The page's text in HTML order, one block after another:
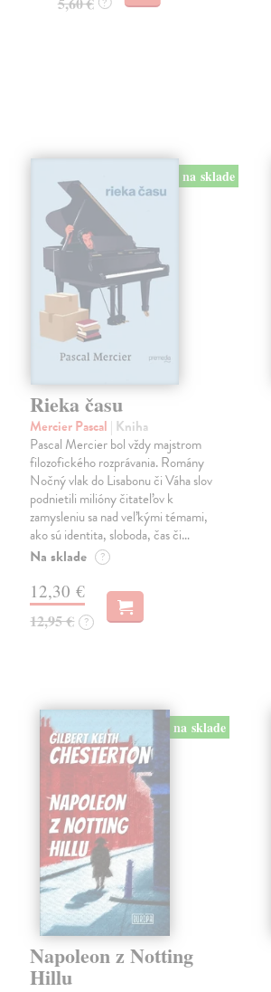
na sklade
Rieka času
Mercier Pascal | Kniha
Pascal Mercier bol vždy majstrom
filozofického rozprávania. Romány
Nočný vlak do Lisabonu či Váha slov
podnietili milióny čitateľov k
zamysleniu sa nad veľkými témami,
ako sú identita, sloboda, čas či…
Na sklade ?
12,30 €
12,95 € ?
na sklade
Napoleon z Notting
Hillu